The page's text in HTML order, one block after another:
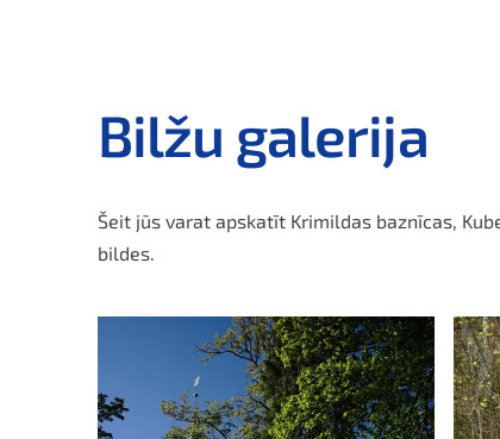
Bilžu galerija
Šeit jūs varat apskatīt Krimildas baznīcas,
bildes.